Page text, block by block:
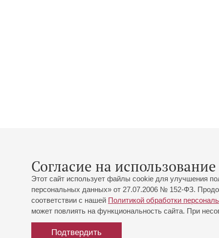
Согласие на
Этот сайт использует файлы cookie для улучшения
персональных данных» от 27.07.2006 № 152-ФЗ.
соответствии с нашей Политикой обработки
может повлиять на функциональность сайта. При
Подтвердить